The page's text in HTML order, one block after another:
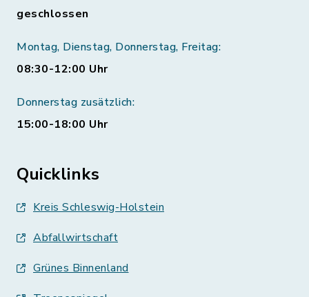
geschlossen
Montag, Dienstag, Donnerstag, Freitag:
08:30-12:00 Uhr
Donnerstag zusätzlich:
15:00-18:00 Uhr
Quicklinks
Kreis Schleswig-Holstein
Abfallwirtschaft
Grünes Binnenland